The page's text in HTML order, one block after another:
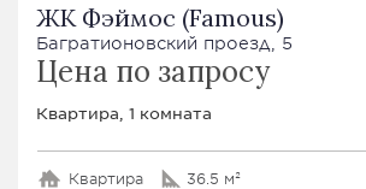
ЖК Фэймос (Famous)
Багратионовский проезд, 5
Цена по запросу
Квартира, 1 комната
Квартира 36.5 м²